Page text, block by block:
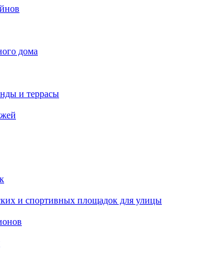
дома
и террасы
и спортивных площадок для улицы